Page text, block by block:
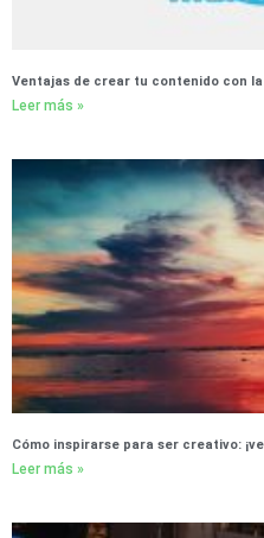
Ventajas de crear tu contenido con
Leer más »
Cómo inspirarse para ser creativo:
Leer más »